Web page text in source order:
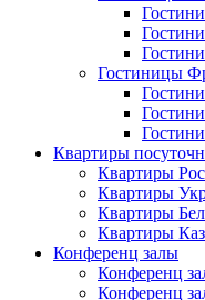
Гостиницы
Квартиры
Квартиры
Квартиры
Квартиры
Квартиры
Конференц залы
Конференц
Конференц